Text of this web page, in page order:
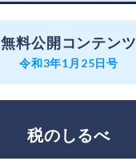
無料公開コンテンツ
令和3年1月25日号
税のしるべ